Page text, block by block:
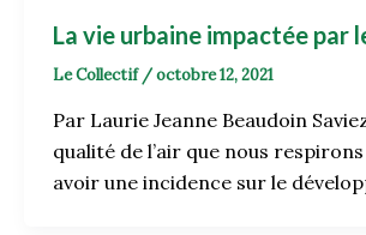
La vie urbaine impactée par
Le Collectif /octobre 12, 2021
Par Laurie Jeanne Beaudoin
qualité de l’air que nous
avoir une incidence sur le